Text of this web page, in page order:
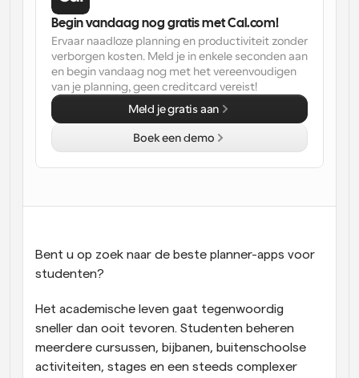
Supercharged planning met AI-gestuurde
oproepen
Workflow
Automatiseer planning en herinneringen
Blog
Blijf op de hoogte van het laatste nieuws en updates
Instant Vergaderingen
Webhooks
Ontvang een melding wanneer er iets gebeurt
Bent u op zoek naar de beste planner-apps voor
studenten?
Het academische leven gaat tegenwoordig
sneller dan ooit tevoren. Studenten beheren
meerdere cursussen, bijbanen, buitenschoolse
activiteiten, stages en een steeds complexer
Begin vandaag nog gratis met Cal.com!
Ervaar naadloze planning en productiviteit zonder
verborgen kosten. Meld je in enkele seconden aan
en begin vandaag nog met het vereenvoudigen
van je planning, geen creditcard vereist!
Meld je gratis aan
Boek een demo